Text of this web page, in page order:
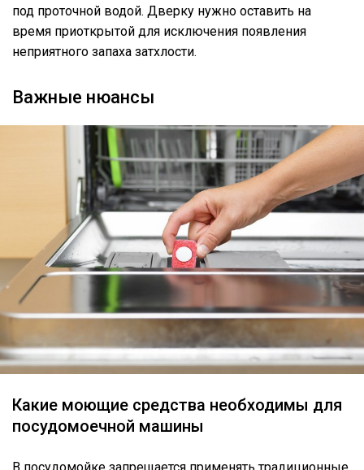
под проточной водой. Дверку нужно оставить на
время приоткрытой для исключения появления
неприятного запаха затхлости.
Важные нюансы
Какие моющие средства необходимы для
посудомоечной машины